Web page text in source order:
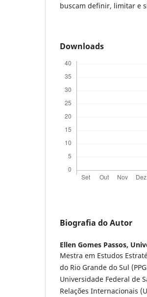
buscam definir, limitar e
Downloads
Biografia do Autor
Ellen Gomes Passos,
Mestra em Estudos
do Rio Grande do Sul
Universidade Federal de
Relações Internacionais